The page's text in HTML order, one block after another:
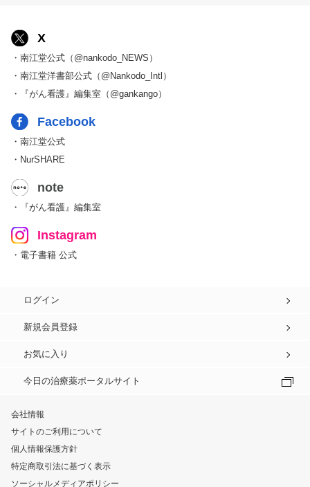
X
・南江堂公式（@nankodo_NEWS）
・南江堂洋書部公式（@Nankodo_Intl）
・『がん看護』編集室（@gankango）
Facebook
・南江堂公式
・NurSHARE
note
・『がん看護』編集室
Instagram
・電子書籍 公式
ログイン
新規会員登録
お気に入り
今日の治療薬ポータルサイト
会社情報
サイトのご利用について
個人情報保護方針
特定商取引法に基づく表示
ソーシャルメディアポリシー